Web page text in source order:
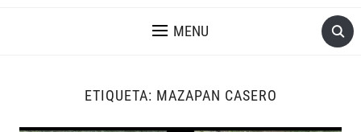
MENU
ETIQUETA: MAZAPAN CASERO